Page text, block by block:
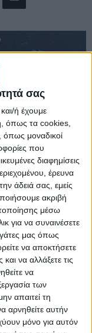
σας
ή έχουμε
όπως τα cookies,
όπως μοναδικοί
που
διαφημίσεις
έρευνα
άδειά σας, εμείς
ακριβή
μέσω
για να συναινέσετε
μας όπως
να αποκτήσετε
να αλλάξετε τις
να
των
απαιτεί τη
αρνηθείτε αυτήν
μόνο για αυτόν
που
Χρήστο
καθηκόντων
προχώρησε
του
και
ως Ειδική